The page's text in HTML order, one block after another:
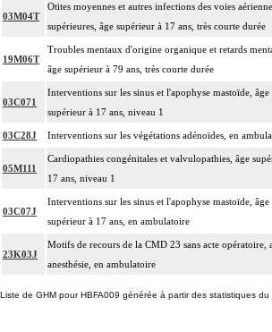
03M04T
Otites moyennes et autres infections des voies
supérieures, âge supérieur à 17 ans, très courte durée
19M06T
Troubles mentaux d'origine organique et retards
âge supérieur à 79 ans, très courte durée
03C071
Interventions sur les sinus et l'apophyse mastoïde, âge
supérieur à 17 ans, niveau 1
03C28J Interventions sur les végétations adénoïdes, en
05M111
Cardiopathies congénitales et valvulopathies, âge
17 ans, niveau 1
03C07J
Interventions sur les sinus et l'apophyse mastoïde, âge
supérieur à 17 ans, en ambulatoire
23K03J
Motifs de recours de la CMD 23 sans acte opératoire,
anesthésie, en ambulatoire
Liste de GHM pour HBFA009 générée à partir des statistiques du